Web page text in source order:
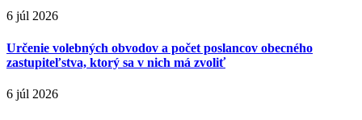
6 júl 2026
Určenie volebných obvodov a počet poslancov obecného
zastupiteľstva, ktorý sa v nich má zvoliť
6 júl 2026